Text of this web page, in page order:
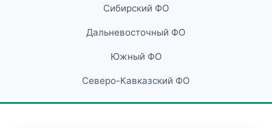
Сибирский ФО
Дальневосточный ФО
Южный ФО
Северо-Кавказский ФО